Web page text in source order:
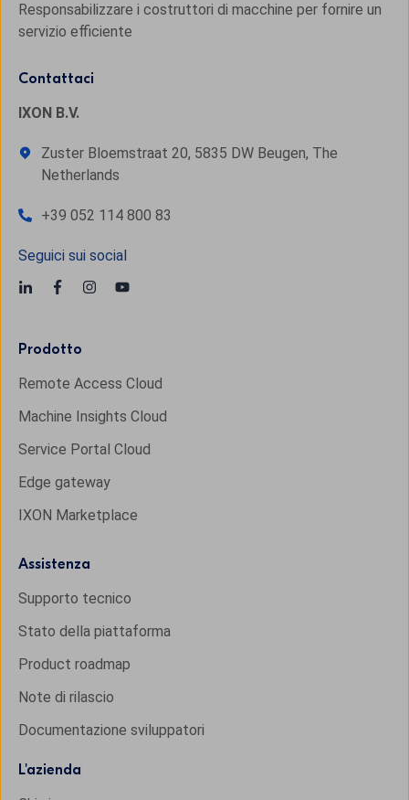
Responsabilizzare i costruttori di macchine per fornire un
servizio efficiente
Contattaci
IXON B.V.
Zuster Bloemstraat 20, 5835 DW Beugen, The
Netherlands
+39 052 114 800 83
Seguici sui social
Prodotto
Remote Access Cloud
Machine Insights Cloud
Service Portal Cloud
Edge gateway
IXON Marketplace
Assistenza
Supporto tecnico
Stato della piattaforma
Product roadmap
Note di rilascio
Documentazione sviluppatori
L'azienda